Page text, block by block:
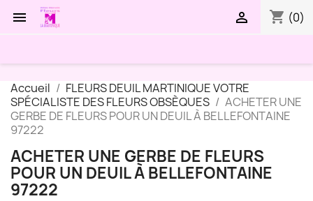
 shopping_cart (0)

Accueil
FLEURS DEUIL MARTINIQUE VOTRE
SPÉCIALISTE DES FLEURS OBSÈQUES
ACHETER UNE
GERBE DE FLEURS POUR UN DEUIL À BELLEFONTAINE
97222
ACHETER UNE GERBE DE FLEURS
POUR UN DEUIL À BELLEFONTAINE
97222